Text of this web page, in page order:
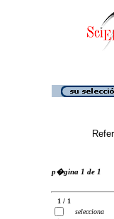
p�gina 1 de 1
1 / 1
selecciona